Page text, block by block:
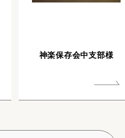
神楽保存会中支部様